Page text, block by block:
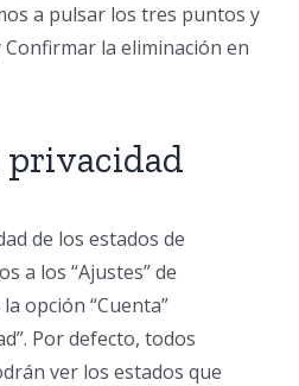
a pulsar los tres puntos y
Confirmar la eliminación en
privacidad
de los estados de
a los “Ajustes” de
opción “Cuenta”
Por defecto, todos
ver los estados que